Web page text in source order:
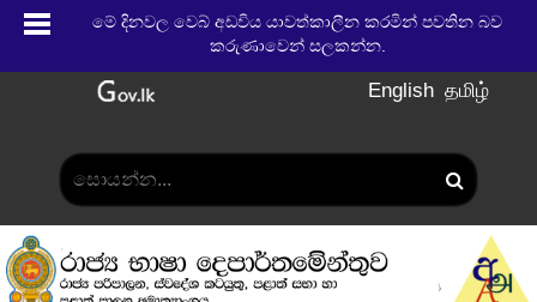
මේ දිනවල වෙබ් අඩවිය යාවත්කාලීන කරමින් පවතින බව
කරුණාවෙන් සලකන්න.
English தமிழ்